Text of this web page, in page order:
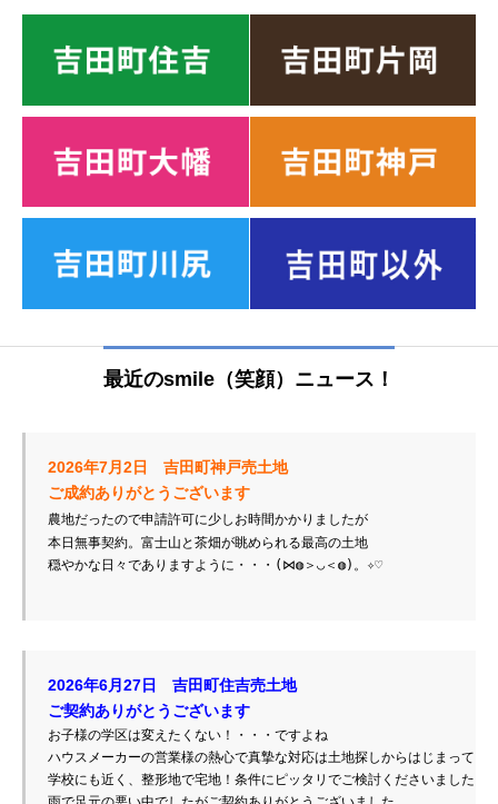
最近のsmile（笑顔）ニュース！
本日無事契約。富士山と茶畑が眺められる最高の土地
ご契約ありがとうございます
ハウスメーカーの営業様の熱心で真摯な対応は土地探しからはじまってい
学校にも近く、整形地で宅地！条件にピッタリでご検討くださいました。